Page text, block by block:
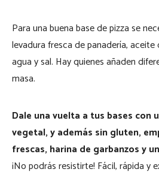
Para una buena base de pizza se
levadura fresca de panadería, aceite
agua y sal. Hay quienes añaden
masa.
Dale una vuelta a tus bases con
vegetal, y además sin gluten,
frescas, harina de garbanzos y
¡No podrás resistirte! Fácil, rápida y